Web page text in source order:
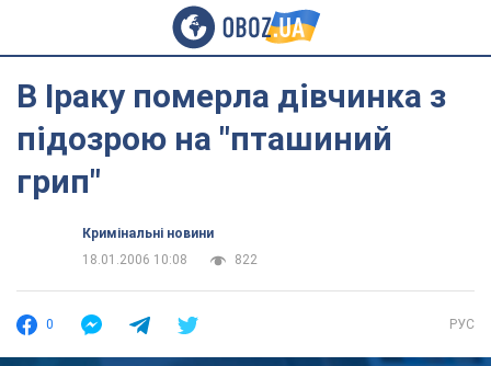
В Іраку померла дівчинка з
підозрою на "пташиний
грип"
Кримінальні новини
18.01.2006 10:08
822
0 РУС